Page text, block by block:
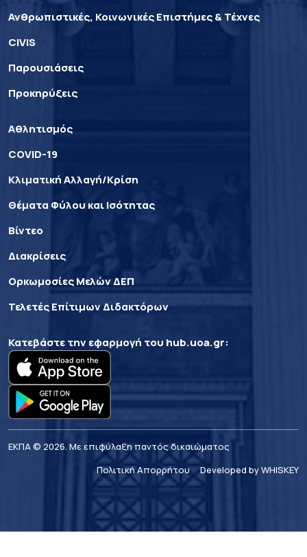
Ανθρωπιστικές, Κοινωνικές Επιστήμες & Τέχνες
CIVIS
Παρουσιάσεις
Προκηρύξεις
Αθλητισμός
COVID-19
Κλιματική Αλλαγή/Κρίση
Θέματα Φύλου και Ισότητας
Βίντεο
Διακρίσεις
Ορκωμοσίες Μελών ΔΕΠ
Τελετές Επίτιμων Διδακτόρων
Κατεβάστε την εφαρμογή του hub.uoa.gr:
ΕΚΠΑ © 2026. Με επιφύλαξη παντός δικαιώματος
Πολιτική Απορρήτου
Developed by WHISKEY